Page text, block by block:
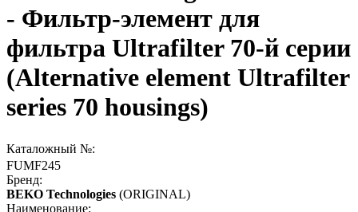
- Фильтр-элемент для
фильтра Ultrafilter 70-й серии
(Alternative element Ultrafilter
series 70 housings)
Каталожный №:
FUMF245
Бренд:
BEKO Technologies (ORIGINAL)
Наименование: